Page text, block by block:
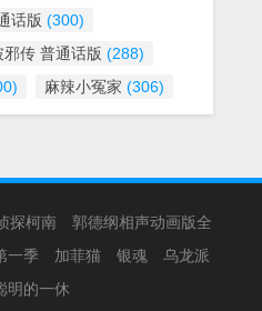
话版 (300)
传 普通话版 (288)
麻辣小冤家 (306)
探柯南
郭德纲相声动画版全
一季 加菲猫 银魂
乌龙派
明的一休